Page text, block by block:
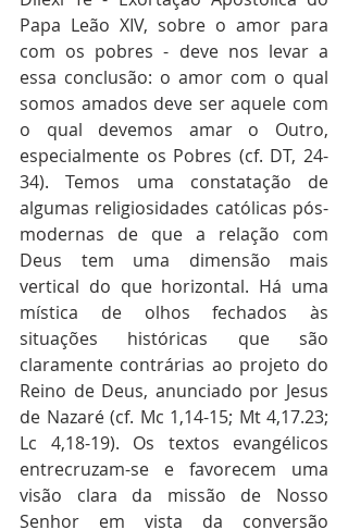
Papa Leão XIV, sobre o amor para
com os pobres - deve nos levar a
essa conclusão: o amor com o qual
somos amados deve ser aquele com
o qual devemos amar o Outro,
especialmente os Pobres (cf. DT, 24-
34). Temos uma constatação de
algumas religiosidades católicas pós-
modernas de que a relação com
Deus tem uma dimensão mais
vertical do que horizontal. Há uma
mística de olhos fechados às
situações históricas que são
claramente contrárias ao projeto do
Reino de Deus, anunciado por Jesus
de Nazaré (cf. Mc 1,14-15; Mt 4,17.23;
Lc 4,18-19). Os textos evangélicos
entrecruzam-se e favorecem uma
visão clara da missão de Nosso
Senhor em vista da conversão